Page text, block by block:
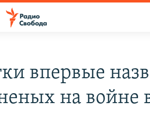
впервые
на войне